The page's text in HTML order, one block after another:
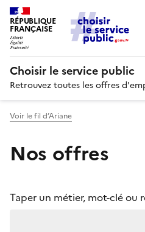
RÉPUBLIQUE
FRANÇAISE
Choisir le service public
Retrouvez toutes les offres
Voir le fil d’Ariane
Nos offres
Taper un métier, mot-clé ou